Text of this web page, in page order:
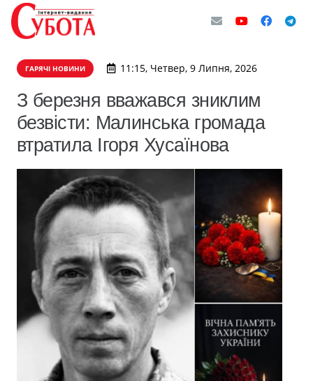
ГАРЯЧІ НОВИНИ 11:15, Четвер, 9 Липня, 2026
З березня вважався зниклим
безвісти: Малинська громада
втратила Ігоря Хусаїнова